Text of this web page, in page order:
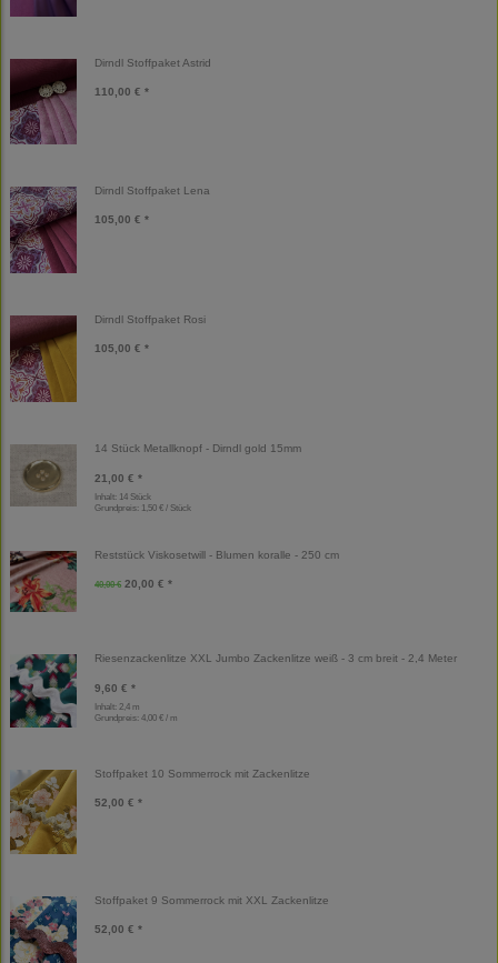
Dirndl Stoffpaket Astrid
110,00 € *
Dirndl Stoffpaket Lena
105,00 € *
Dirndl Stoffpaket Rosi
105,00 € *
14 Stück Metallknopf - Dirndl gold 15mm
21,00 € *
Inhalt: 14 Stück
Grundpreis: 1,50 € / Stück
Reststück Viskosetwill - Blumen koralle - 250 cm
40,00 € 20,00 € *
Riesenzackenlitze XXL Jumbo Zackenlitze weiß - 3 cm breit - 2,4 Meter
9,60 € *
Inhalt: 2,4 m
Grundpreis: 4,00 € / m
Stoffpaket 10 Sommerrock mit Zackenlitze
52,00 € *
Stoffpaket 9 Sommerrock mit XXL Zackenlitze
52,00 € *